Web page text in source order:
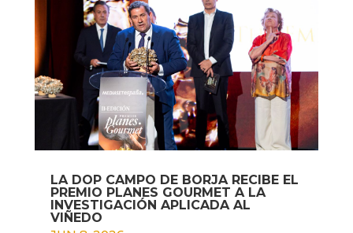
LA DOP CAMPO DE BORJA RECIBE EL
PREMIO PLANES GOURMET A LA
INVESTIGACIÓN APLICADA AL
VIÑEDO